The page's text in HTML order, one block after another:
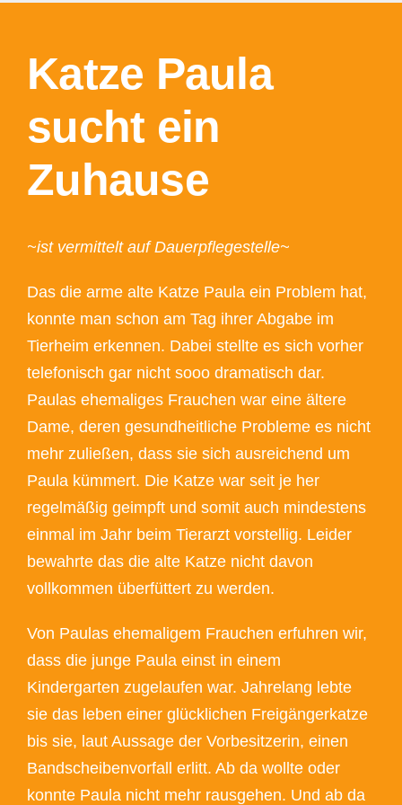
Katze Paula
sucht ein
Zuhause
~ist vermittelt auf Dauerpflegestelle~
Das die arme alte Katze Paula ein Problem hat,
konnte man schon am Tag ihrer Abgabe im
Tierheim erkennen. Dabei stellte es sich vorher
telefonisch gar nicht sooo dramatisch dar.
Paulas ehemaliges Frauchen war eine ältere
Dame, deren gesundheitliche Probleme es nicht
mehr zuließen, dass sie sich ausreichend um
Paula kümmert. Die Katze war seit je her
regelmäßig geimpft und somit auch mindestens
einmal im Jahr beim Tierarzt vorstellig. Leider
bewahrte das die alte Katze nicht davon
vollkommen überfüttert zu werden.
Von Paulas ehemaligem Frauchen erfuhren wir,
dass die junge Paula einst in einem
Kindergarten zugelaufen war. Jahrelang lebte
sie das leben einer glücklichen Freigängerkatze
bis sie, laut Aussage der Vorbesitzerin, einen
Bandscheibenvorfall erlitt. Ab da wollte oder
konnte Paula nicht mehr rausgehen. Und ab da